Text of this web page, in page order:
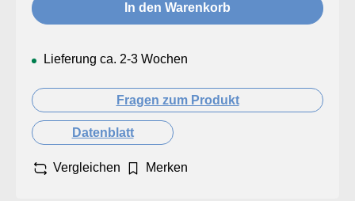
In den Warenkorb
Lieferung ca. 2-3 Wochen
Fragen zum Produkt
Datenblatt
Vergleichen Merken